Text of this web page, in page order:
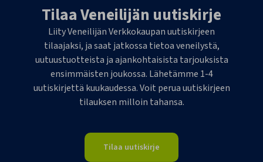
Tilaa Veneilijän uutiskirje
Liity Veneilijän Verkkokaupan uutiskirjeen
tilaajaksi, ja saat jatkossa tietoa veneilystä,
uutuustuotteista ja ajankohtaisista tarjouksista
ensimmäisten joukossa. Lähetämme 1-4
uutiskirjettä kuukaudessa. Voit perua uutiskirjeen
tilauksen milloin tahansa.
Tilaa uutiskirje